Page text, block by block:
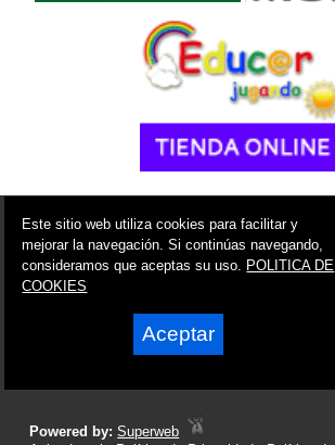
© 2006 - 2026 Portal de Alcantarilla Noticias
info@portaldealcantarilla.es
Síguenos en:
Powered by:Superweb
Este sitio web utiliza cookies para facilitar y
mejorar la navegación. Si continúas navegando,
consideramos que aceptas su uso. POLITICA DE
COOKIES
Aceptar